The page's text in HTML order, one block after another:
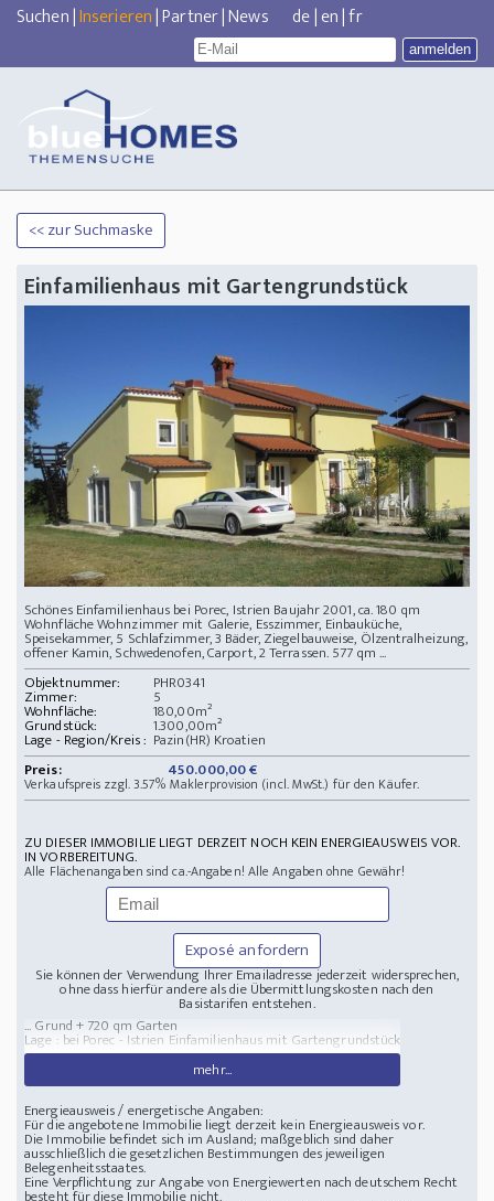
Suchen|Inserieren|Partner|News de|en|fr
<< zur Suchmaske
Einfamilienhaus mit Gartengrundstück
Schönes Einfamilienhaus bei Porec, Istrien Baujahr 2001, ca. 180 qm
Wohnfläche Wohnzimmer mit Galerie, Esszimmer, Einbauküche,
Speisekammer, 5 Schlafzimmer, 3 Bäder, Ziegelbauweise, Ölzentralheizung,
offener Kamin, Schwedenofen, Carport, 2 Terrassen. 577 qm ...
Objektnummer:
PHR0341
Zimmer: 5
Wohnfläche: 180,00m²
Grundstück: 1.300,00m²
Lage - Region/Kreis : Pazin(HR) Kroatien
Preis:
450.000,00 €
Verkaufspreis zzgl. 3.57% Maklerprovision (incl. MwSt.) für den Käufer.
ZU DIESER IMMOBILIE LIEGT DERZEIT NOCH KEIN ENERGIEAUSWEIS VOR.
IN VORBEREITUNG.
Alle Flächenangaben sind ca.-Angaben! Alle Angaben ohne Gewähr!
Exposé anfordern
Sie können der Verwendung Ihrer Emailadresse jederzeit widersprechen,
ohne dass hierfür andere als die Übermittlungskosten nach den
Basistarifen entstehen.
... Grund + 720 qm Garten
Lage : bei Porec - Istrien Einfamilienhaus mit Gartengrundstück
mehr...
Energieausweis / energetische Angaben:
Für die angebotene Immobilie liegt derzeit kein Energieausweis vor.
Die Immobilie befindet sich im Ausland; maßgeblich sind daher
ausschließlich die gesetzlichen Bestimmungen des jeweiligen
Belegenheitsstaates.
Eine Verpflichtung zur Angabe von Energiewerten nach deutschem Recht